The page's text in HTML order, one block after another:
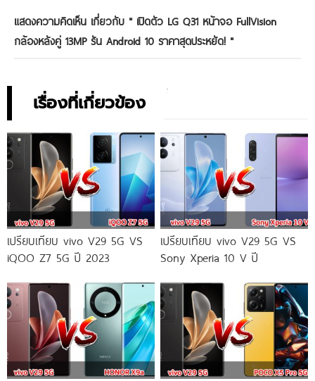
แสดงความคิดเห็น เกี่ยวกับ " เปิดตัว LG Q31 หน้าจอ FullVision
กล้องหลังคู่ 13MP รัน Android 10 ราคาสุดประหยัด! "
เรื่องที่เกี่ยวข้อง
เปรียบเทียบ vivo V29 5G VS
iQOO Z7 5G ปี 2023
เปรียบเทียบ vivo V29 5G VS
Sony Xperia 10 V ปี